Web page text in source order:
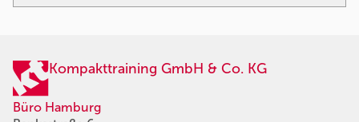
Kompakttraining GmbH & Co. KG
Büro Hamburg